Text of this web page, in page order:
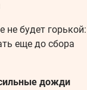
будет горькой:
еще до сбора
дожди